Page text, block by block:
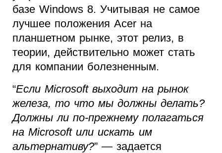
базе Windows 8. Учитывая не самое
лучшее положения Acer на
планшетном рынке, этот релиз, в
теории, действительно может стать
для компании болезненным.
“Если Microsoft выходит на рынок
железа, то что мы должны делать?
Должны ли по-прежнему полагаться
на Microsoft или искать им
альтернативу?” — задается